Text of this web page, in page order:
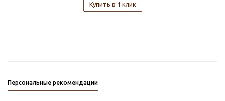
Купить в 1 клик
Персональные рекомендации